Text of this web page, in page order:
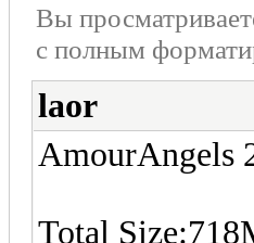
Вы
с полным
laor
AmourAngels
Total